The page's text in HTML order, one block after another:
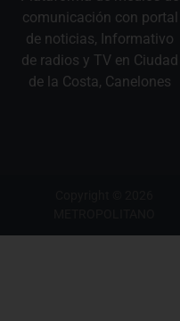
comunicación con portal
de noticias, Informativo
de radios y TV en Ciudad
de la Costa, Canelones